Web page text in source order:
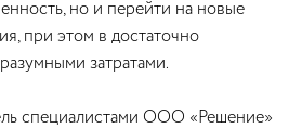
но и перейти на новые
при этом в достаточно
затратами.
специалистами ООО «Решение»